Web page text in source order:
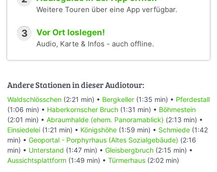
Weitere Touren über eine App verfügbar.
3 Vor Ort loslegen!
Audio, Karte & Infos - auch offline.
Andere Stationen in dieser Audiotour:
Waldschlösschen (2:21 min) • Bergkeller (1:35 min) • Pferdestall
(1:06 min) • Haberkornscher Bruch (1:31 min) • Böhmestein
(2:01 min) • Abraumhalde (ehem. Panoramablick) (2:13 min) •
Einsiedelei (1:21 min) • Königshöhe (1:59 min) • Schmiede (1:42
min) • Geoportal - Porphyrhaus (Altes Sozialgebäude) (2:16
min) • Unterstand (1:47 min) • Gleisbergbruch (2:15 min) •
Aussichtsplattform (1:49 min) • Türmerhaus (2:02 min)